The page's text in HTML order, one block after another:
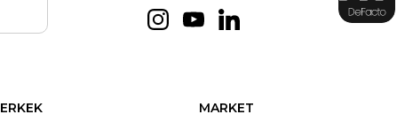
ERKEK
MARKET